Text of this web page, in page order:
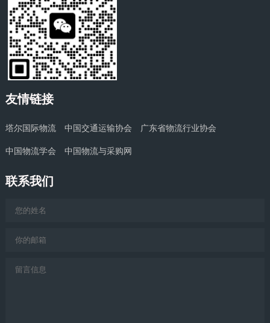
友情链接
塔尔国际物流 中国交通运输协会 广东省物流行业协会
中国物流学会 中国物流与采购网
联系我们